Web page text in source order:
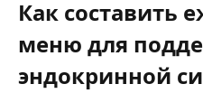
Как составить
меню для
эндокринной